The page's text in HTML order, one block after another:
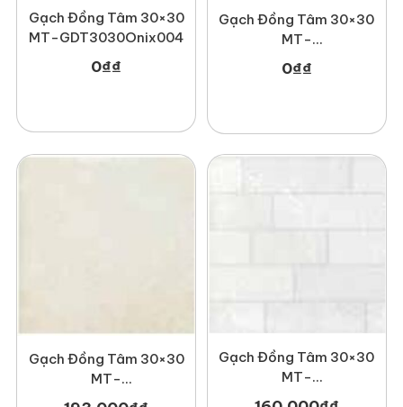
Gạch Đồng Tâm 30×30
MT-GDT3030Onix004
0₫₫
Gạch Đồng Tâm 30×30
MT-
GDT3030Phale002
0₫₫
Gạch Đồng Tâm 30×30
MT-
Gạch Đồng Tâm 30×30
MT-